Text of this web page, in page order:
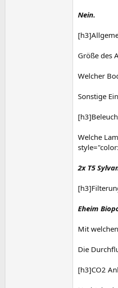
Nein.
Größe des
Welcher
Sonstige
Welche
2x T5
Eheim
Mit
Die
[h3]CO2